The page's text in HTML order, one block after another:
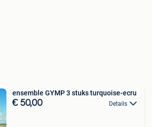
ensemble GYMP 3 stuks turquoise-ecru
€ 50,00 Details